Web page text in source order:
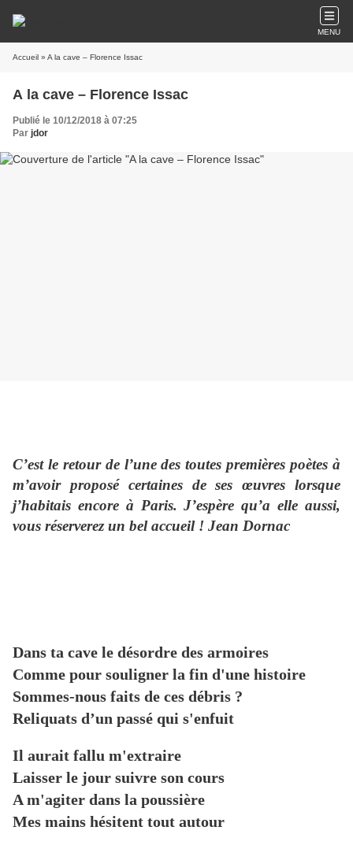
MENU
Accueil » A la cave – Florence Issac
A la cave – Florence Issac
Publié le 10/12/2018 à 07:25
Par jdor
C’est le retour de l’une des toutes premières poètes à
m’avoir proposé certaines de ses œuvres lorsque
j’habitais encore à Paris. J’espère qu’a elle aussi,
vous réserverez un bel accueil ! Jean Dornac
Dans ta cave le désordre des armoires
Comme pour souligner la fin d'une histoire
Sommes-nous faits de ces débris ?
Reliquats d’un passé qui s'enfuit
Il aurait fallu m'extraire
Laisser le jour suivre son cours
A m'agiter dans la poussière
Mes mains hésitent tout autour